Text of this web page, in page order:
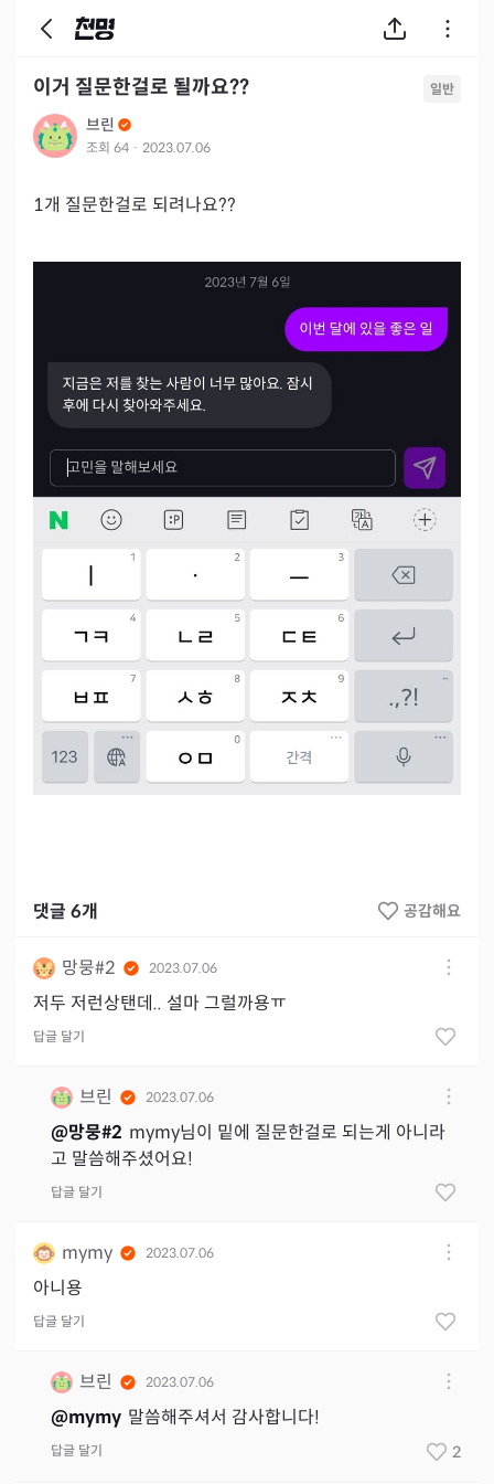
이거 질문한걸로 될까요?? 일반
브린
조회 64 · 2023.07.06
1개 질문한걸로 되려나요??
댓글 6개 공감해요
망뭉#2 2023.07.06
저두 저런상탠데.. 설마 그럴까용ㅠ
답글 달기
브린 2023.07.06
@망뭉#2 mymy님이 밑에 질문한걸로 되는게 아니라
고 말씀해주셨어요!
답글 달기
mymy 2023.07.06
아니용
답글 달기
브린 2023.07.06
@mymy 말씀해주셔서 감사합니다!
답글 달기 2